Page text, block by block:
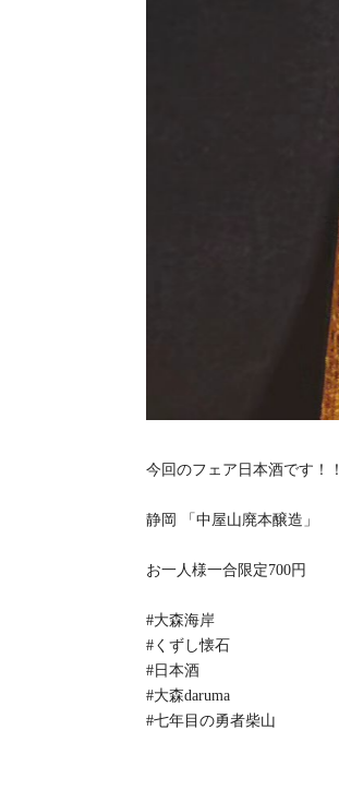
今回のフェア日本酒です！！
静岡 「中屋山廃本醸造」
お一人様一合限定700円
#大森海岸
#くずし懐石
#日本酒
#大森daruma
#七年目の勇者柴山